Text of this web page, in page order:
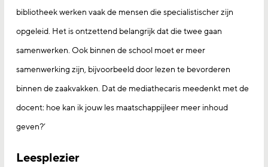
bibliotheek werken vaak de mensen die specialistischer zijn
opgeleid. Het is ontzettend belangrijk dat die twee gaan
samenwerken. Ook binnen de school moet er meer
samenwerking zijn, bijvoorbeeld door lezen te bevorderen
binnen de zaakvakken. Dat de mediathecaris meedenkt met de
docent: hoe kan ik jouw les maatschappijleer meer inhoud
geven?’
Leesplezier